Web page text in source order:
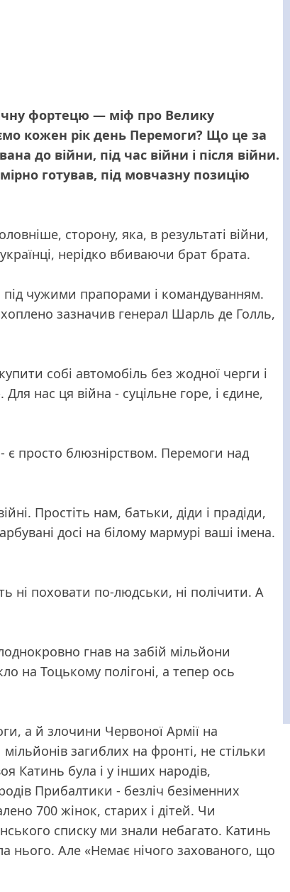
фортецю — міф про Велику
кожен рік день Перемоги? Що це за
до війни, під час війни і після війни.
готував, під мовчазну позицію
сторону, яка, в результаті війни,
нерідко вбиваючи брат брата.
під чужими прапорами і командуванням.
зазначив генерал Шарль де Голль,
собі автомобіль без жодної черги і
нас ця війна - суцільне горе, і єдине,
- є просто блюзнірством. Перемоги над
Простіть нам, батьки, діди і прадіди,
досі на білому мармурі ваші імена.
ні поховати по-людськи, ні полічити. А
гнав на забій мільйони
на Тоцькому полігоні, а тепер ось
а й злочини Червоної Армії на
загиблих на фронті, не стільки
Катинь була і у інших народів,
Прибалтики - безліч безіменних
700 жінок, старих і дітей. Чи
списку ми знали небагато. Катинь
нього. Але «Немає нічого захованого, що